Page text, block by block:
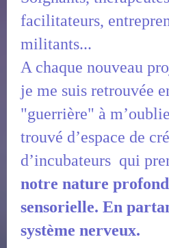
facilitateurs,
militants...
A chaque nouveau
je me suis retrouvée
"guerrière" à
trouvé d’espace de
d’incubateurs qui
notre nature
sensorielle. En
système nerveux.